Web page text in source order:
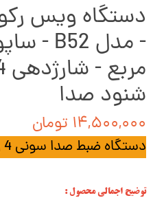
دستگاه ویس
شنود صدا
۱۴,۵۰۰,۰۰۰ تومان
دستگاه ضبط صدا سونی 4 روز شارژ متوالی
توضیح اجمالی محصول :